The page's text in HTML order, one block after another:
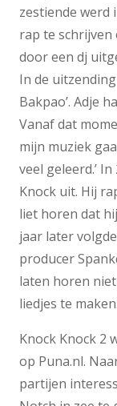
zestiende werd
rap te schrijven
door een dj
In de
Bakpao’. Adje
Vanaf dat
mijn muziek
veel geleerd.’
Knock uit. Hij
liet horen dat
jaar later
producer
laten horen
liedjes te
Knock Knock 2
op Puna.nl.
partijen